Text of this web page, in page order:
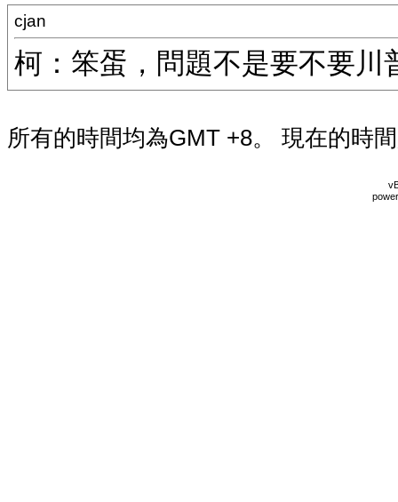
cjan
柯：笨蛋，問題不是要不要川
所有的時間均為GMT +8。 現在的時